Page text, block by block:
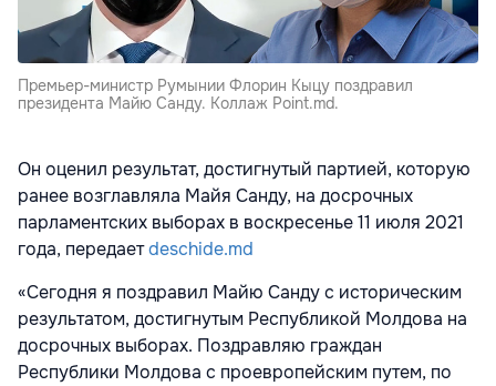
Премьер-министр Румынии Флорин Кыцу поздравил
президента Майю Санду. Коллаж Point.md.
Он оценил результат, достигнутый партией, которую
ранее возглавляла Майя Санду, на досрочных
парламентских выборах в воскресенье 11 июля 2021
года, передаетdeschide.md
«Сегодня я поздравил Майю Санду с историческим
результатом, достигнутым Республикой Молдова на
досрочных выборах. Поздравляю граждан
Республики Молдова с проевропейским путем, по